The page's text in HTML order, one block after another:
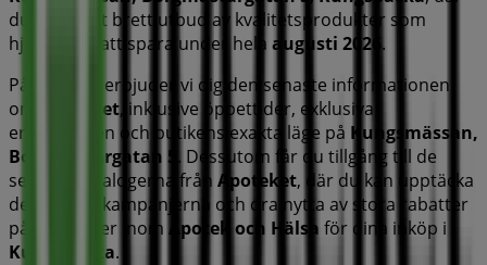
du hittar ett brett utbud av kvalitetsprodukter som
hjälper dig att spara under hela augusti 2026 .
På Tiendeo erbjuder vi dig den senaste informationen
om
Apoteket, inklusive öppettider, exklusiva
erbjudanden och butikens exakta läge på Kungsmässan,
Borgmästargatan 5 . Dessutom får du tillgång till de
senaste katalogerna från Apoteket, där du kan upptäcka
de senaste kampanjerna och dra nytta av stora rabatter
på produkter inom Apotek och Hälsa för dina inköp i
Kungsbacka.